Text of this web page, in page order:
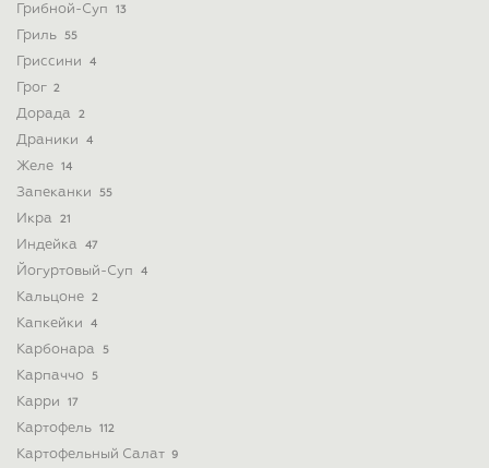
Грибной-Суп 13
Гриль 55
Гриссини 4
Грог 2
Дорада 2
Драники 4
Желе 14
Запеканки 55
Икра 21
Индейка 47
Йогуртовый-Суп 4
Кальцоне 2
Капкейки 4
Карбонара 5
Карпаччо 5
Карри 17
Картофель 112
Картофельный Салат 9